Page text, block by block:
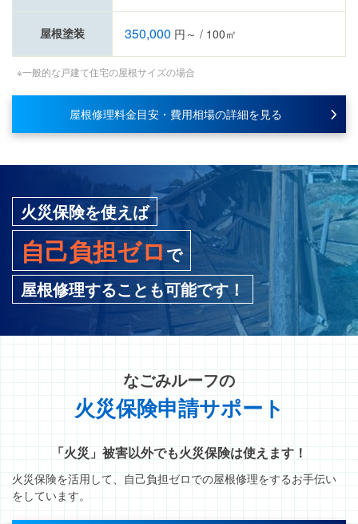
屋根塗装 350,000 円～ / 100㎡
※一般的な戸建て住宅の屋根サイズの場合
屋根修理料金目安・費用相場の詳細を見る
火災保険を使えば
自己負担ゼロで
屋根修理することも可能です！
なごみルーフの
火災保険申請サポート
「火災」被害以外でも火災保険は使えます！
火災保険を活用して、自己負担ゼロでの屋根修理をするお手伝い
をしています。